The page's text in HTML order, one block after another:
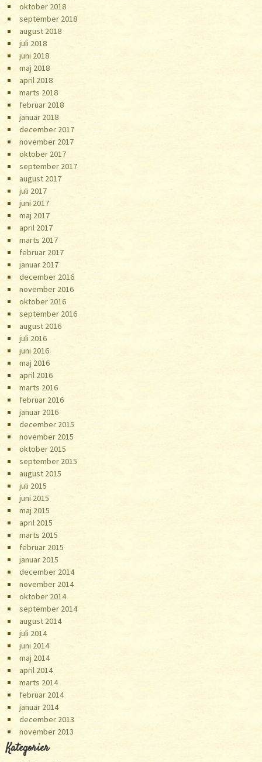
oktober 2018
september 2018
august 2018
juli 2018
juni 2018
maj 2018
april 2018
marts 2018
februar 2018
januar 2018
december 2017
november 2017
oktober 2017
september 2017
august 2017
juli 2017
juni 2017
maj 2017
april 2017
marts 2017
februar 2017
januar 2017
december 2016
november 2016
oktober 2016
september 2016
august 2016
juli 2016
juni 2016
maj 2016
april 2016
marts 2016
februar 2016
januar 2016
december 2015
november 2015
oktober 2015
september 2015
august 2015
juli 2015
juni 2015
maj 2015
april 2015
marts 2015
februar 2015
januar 2015
december 2014
november 2014
oktober 2014
september 2014
august 2014
juli 2014
juni 2014
maj 2014
april 2014
marts 2014
februar 2014
januar 2014
december 2013
november 2013
Kategorier